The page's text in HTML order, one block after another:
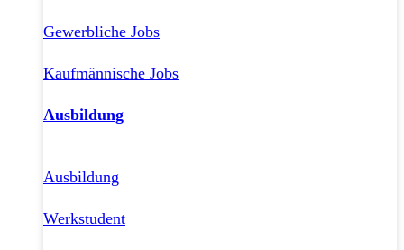
Gewerbliche Jobs
Kaufmännische Jobs
Ausbildung
Ausbildung
Werkstudent